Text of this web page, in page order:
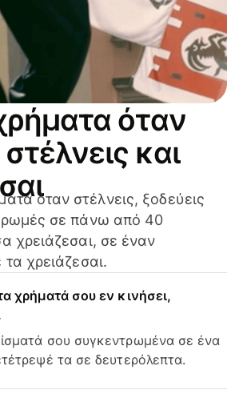
όταν
και
όταν στέλνεις, ξοδεύεις
σε πάνω από 40
χρειάζεσαι, σε έναν
χρειάζεσαι.
χρήματά σου εν κινήσει,
σου συγκεντρωμένα σε ένα
τα σε δευτερόλεπτα.